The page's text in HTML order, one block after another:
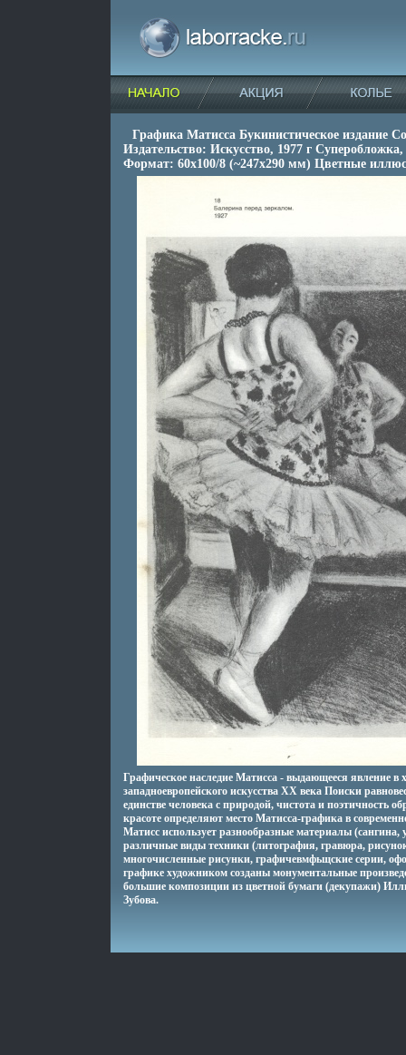
Графика Матисса Букинистическое издание
Издательство: Искусство, 1977 г
Формат: 60x100/8 (~247x290 мм) Цветные
Графическое наследие Матисса - выдающееся явление в
западноевропейского искусства XX века Поиски
единстве человека с природой, чистота и поэтичность
красоте определяют место Матисса-графика в
Матисс использует разнообразные материалы
различные виды техники (литография, гравюра,
многочисленные рисунки, графичевмфьщские серии,
графике художником созданы монументальные
большие композиции из цветной бумаги (декупажи)
Зубова.